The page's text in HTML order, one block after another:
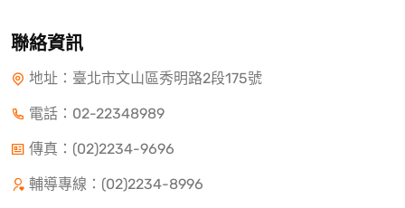
聯絡資訊
地址：臺北市文山區秀明路2段175號
電話： 02-22348989
傳真：(02)2234-9696
輔導專線：(02)2234-8996